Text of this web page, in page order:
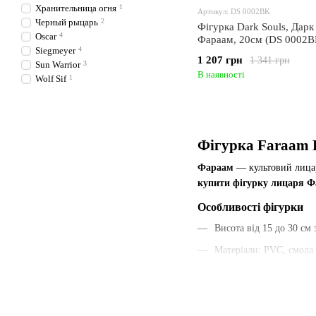
Фігурка Faraam
Фараам — культовий
купити фігурку лицаря
Особливості фігурки
Висота від 15 до 30 см
Матеріали: PVC,
Артикул: DS 0002BK
Фігурка Dark Souls, Дарк
Фараам, 20см (DS
1 341 грн
1 207 грн
В наявності
Хранительница огня 1
Черный рыцарь 2
Oscar 4
Siegmeyer 4
Sun Warrior 3
Wolf Sif 1